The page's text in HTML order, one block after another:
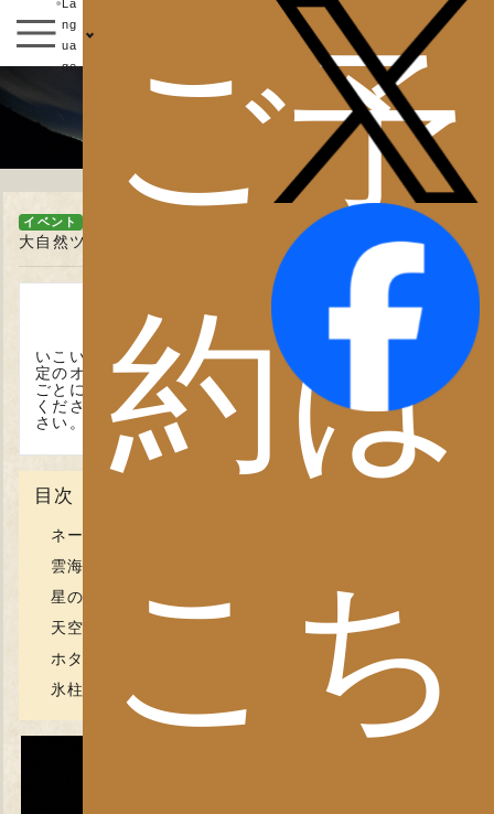
La
ng
ua
ge
ご予
約は
こち
イベント
イベント
大自然ツアー
秩父・長瀞の自然を楽しもう
いこいの村ヘリテイジ美の山にご宿泊されるお客様限
定のオリジナルツアーです。
雲海ツアーを初め、季節
ごとに豊富なラインナップで秩父の大自然を体感して
ください。ガイドによる、秩父のお話もお楽しみくだ
さい。
目次
ネーチャーガイド永越さんと行くネーチャーウォーク
雲海ツアー（送迎＆ガイド付）
星の鑑賞会＆夜景ツアー（送迎＆ガイド付
天空を彩るポピー観賞ツアー
ホタルツアー（送迎＆ガイド付）
氷柱ライトアップツアー